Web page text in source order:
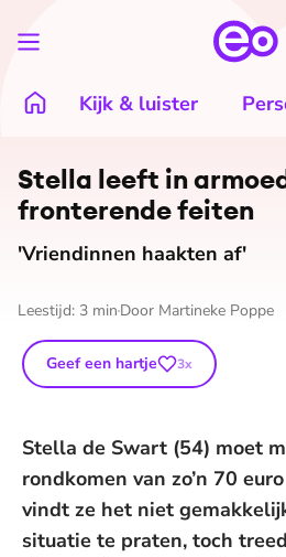
Kijk & luister ©
Stella leeft in
fron­te­ren­de feiten
'Vriendinnen haakten af'
Leestijd: 3 min Door Martineke Poppe
Geef een hartje 3x
Stella de Swart (54) moet
rondkomen van zo’n 70
vindt ze het niet
situatie te praten, toch